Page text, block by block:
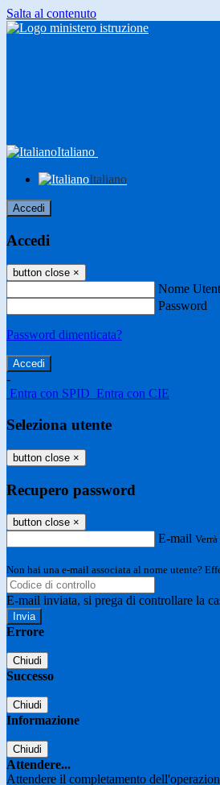
Salta al contenuto
Italiano
Italiano
Accedi
Accedi
button close ×
Nome
Password
Password dimenticata?
-
Entra con SPID Entra con CIE
Seleziona utente
button close ×
Recupero password
button close ×
E-mail
Non hai una e-mail associata al nome utente?
E-mail inviata, si prega di controllare la
Errore
Chiudi
Successo
Chiudi
Informazione
Chiudi
Attendere...
Attendere il completamento